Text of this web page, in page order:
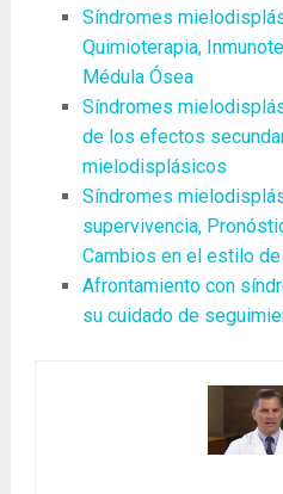
Síndromes
Quimioterapia,
Médula Ósea
Síndromes
de los efectos
mielodisplásicos
Síndromes
supervivencia,
Cambios en el estilo
Afrontamiento con
su cuidado de